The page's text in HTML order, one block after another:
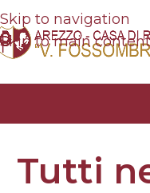
Skip to navigation
Skip to main content
Tutti